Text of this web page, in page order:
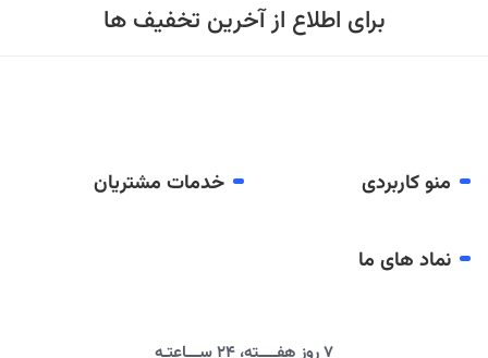
برای اطلاع از آخرین تخفیف ها
منو کاربردی خدمات مشتریان
نماد های ما
۷ روز هفــــته، ۲۴ ســـاعتـه